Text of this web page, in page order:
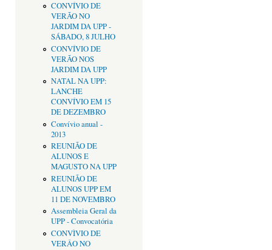
CONVÍVIO DE
VERÃO NO
JARDIM DA UPP -
SÁBADO, 8 JULHO
CONVÍVIO DE
VERÃO NOS
JARDIM DA UPP
NATAL NA UPP:
LANCHE
CONVÍVIO EM 15
DE DEZEMBRO
Convívio anual -
2013
REUNIÃO DE
ALUNOS E
MAGUSTO NA UPP
REUNIÃO DE
ALUNOS UPP EM
11 DE NOVEMBRO
Assembleia Geral da
UPP - Convocatória
CONVÌVIO DE
VERÂO NO